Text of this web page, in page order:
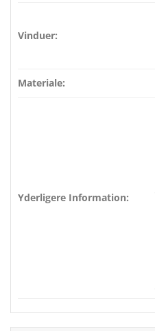
Vinduer:
Materiale:
Yderligere Information: